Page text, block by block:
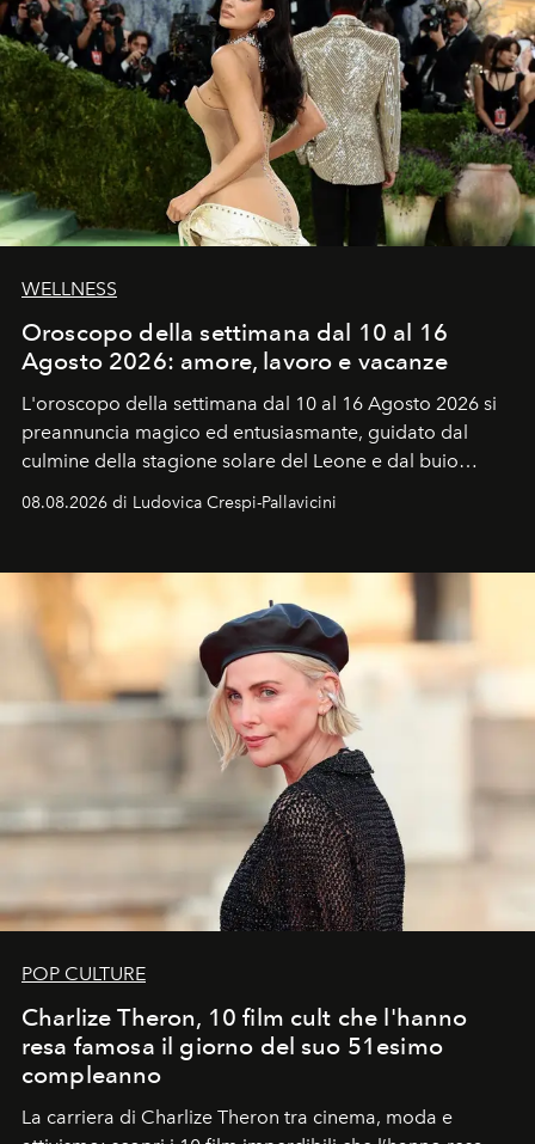
WELLNESS
Oroscopo della settimana dal 10 al 16
Agosto 2026: amore, lavoro e vacanze
L'oroscopo della settimana dal 10 al 16 Agosto 2026 si
preannuncia magico ed entusiasmante, guidato dal
culmine della stagione solare del Leone e dal buio
favorevole della Luna nuova in Leone del 12 agosto,
ideale per la notte delle Perseidi.
08.08.2026 di Ludovica Crespi-Pallavicini
POP CULTURE
Charlize Theron, 10 film cult che l'hanno
resa famosa il giorno del suo 51esimo
compleanno
La carriera di Charlize Theron tra cinema, moda e